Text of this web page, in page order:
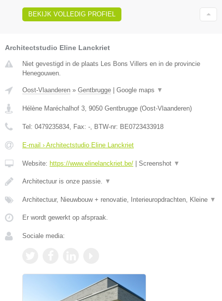
BEKIJK VOLLEDIG PROFIEL
Architectstudio Eline Lanckriet
Niet gevestigd in de plaats Les Bons Villers en in de provincie
Henegouwen.
Oost-Vlaanderen » Gentbrugge Google maps ▼
Hélène Maréchalhof 3 9050 Gentbrugge (Oost-Vlaanderen)
Tel: 0479235834 , Fax: - , BTW-nr: BE0723433918
E-mail › Architectstudio Eline Lanckriet
Website: https://www.elinelanckriet.be/ Screenshot ▼
Architectuur is onze passie. ▼
Architectuur, Nieuwbouw + renovatie, Interieuropdrachten, Kleine ▼
Er wordt gewerkt op afspraak.
Sociale media: